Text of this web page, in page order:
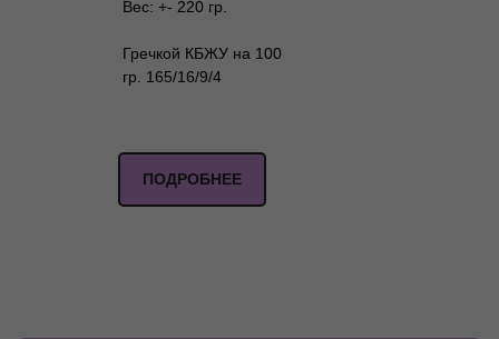
Вес: +- 220 гр.
Гречкой КБЖУ на 100
гр. 165/16/9/4
ПОДРОБНЕЕ